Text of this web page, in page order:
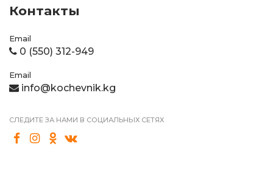
Контакты
Email
0 (550) 312-949
Email
info@kochevnik.kg
СЛЕДИТЕ ЗА НАМИ В СОЦИАЛЬНЫХ СЕТЯХ